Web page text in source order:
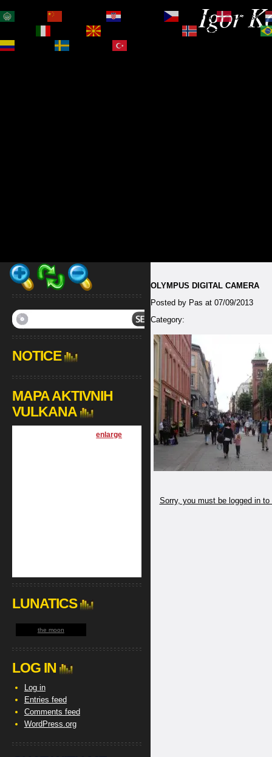
Igor
OLYMPUS DIGITAL CAMERA
Posted by Pas at 07/09/2013
Category:
Sorry, you must be logged in
NOTICE
MAPA AKTIVNIH
VULKANA
[enlarge
LUNATICS
the moon
LOG IN
Log in
Entries feed
Comments feed
WordPress.org
Čeština‎
Dansk
Norsk bokmål